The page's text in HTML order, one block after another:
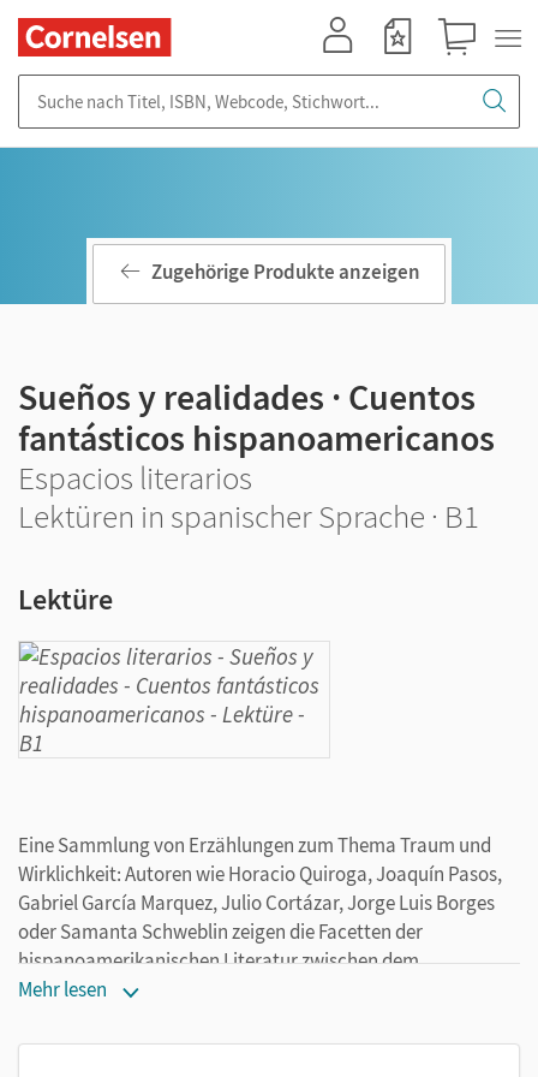
Zugehörige Produkte anzeigen
Sueños y realidades · Cuentos
fantásticos hispanoamericanos
Espacios literarios
Lektüren in spanischer Sprache · B1
Lektüre
Eine Sammlung von Erzählungen zum Thema Traum und
Wirklichkeit: Autoren wie Horacio Quiroga, Joaquín Pasos,
Gabriel García Marquez, Julio Cortázar, Jorge Luis Borges
oder Samanta Schweblin zeigen die Facetten der
hispanoamerikanischen Literatur zwischen dem
Fantastischen und dem Wunderbaren.
passenden Aufgaben zur Textarbeit(comprensión, análisis,
Mehr lesen